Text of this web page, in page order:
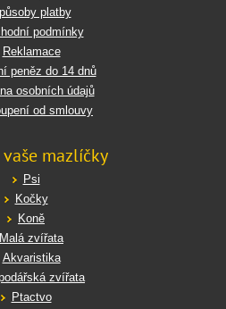
platby
podmínky
Reklamace
peněz do 14 dnů
osobních údajů
od smlouvy
mazlíčky
Psi
Kočky
Koně
Malá zvířata
Akvaristika
zvířata
Ptactvo